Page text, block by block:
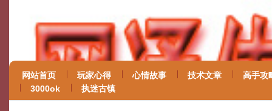
网站首页 玩家心得 心情故事 技术文章
高手攻
3000ok
执迷古镇